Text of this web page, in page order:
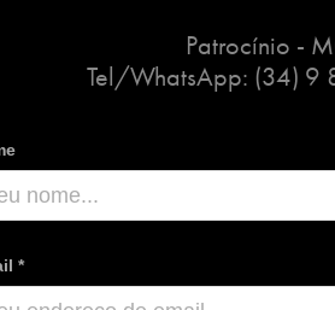
Patrocínio -
*